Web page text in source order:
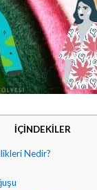
İÇİNDEKİLER
Nedir?